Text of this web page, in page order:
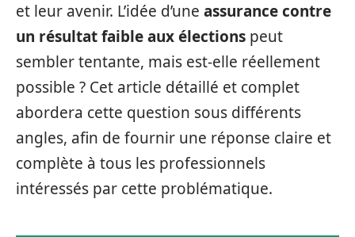
et leur avenir. L’idée d’une assurance contre
un résultat faible aux élections peut
sembler tentante, mais est-elle réellement
possible ? Cet article détaillé et complet
abordera cette question sous différents
angles, afin de fournir une réponse claire et
complète à tous les professionnels
intéressés par cette problématique.